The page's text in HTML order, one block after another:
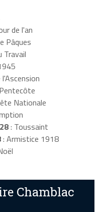
de l'an
Pâques
Travail
l'Ascension
Nationale
: Toussaint
: Armistice 1918
Chamblac